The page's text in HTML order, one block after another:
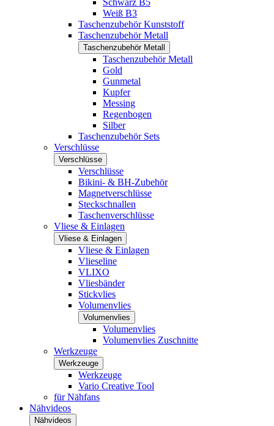
Schwarz B5
Weiß B3
Taschenzubehör Kunststoff
Taschenzubehör Metall
Taschenzubehör Metall
Taschenzubehör Metall
Gold
Gunmetal
Kupfer
Messing
Regenbogen
Silber
Taschenzubehör Sets
Verschlüsse
Verschlüsse
Verschlüsse
Bikini- & BH-Zubehör
Magnetverschlüsse
Steckschnallen
Taschenverschlüsse
Vliese & Einlagen
Vliese & Einlagen
Vliese & Einlagen
Vlieseline
VLIXO
Vliesbänder
Stickvlies
Volumenvlies
Volumenvlies
Volumenvlies
Volumenvlies Zuschnitte
Werkzeuge
Werkzeuge
Werkzeuge
Vario Creative Tool
für Nähfans
Nähvideos
Nähvideos